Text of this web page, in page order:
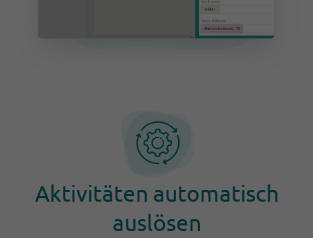
Aktivitäten automatisch
auslösen